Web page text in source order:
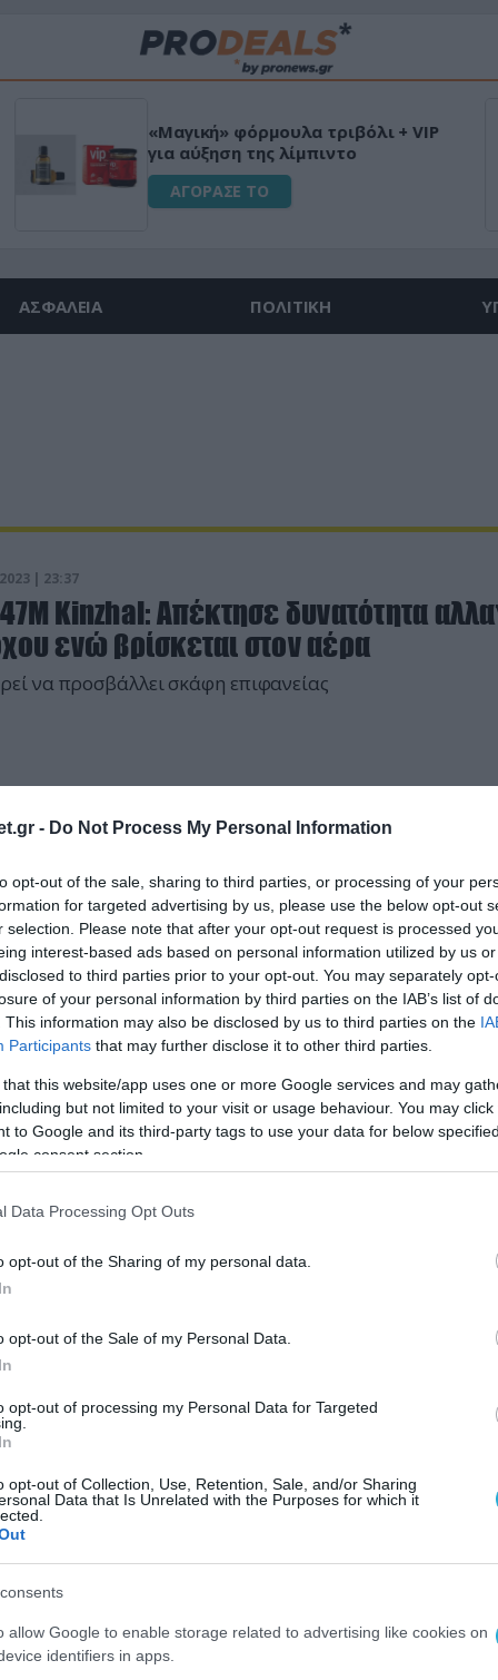
- Do Not Process My Personal Information
opt-out of the sale, sharing to third parties, or processing of your
for targeted advertising by us, please use the below opt-out
selection. Please note that after your opt-out request is processed
interest-based ads based on personal information utilized by us
to third parties prior to your opt-out. You may separately
of your personal information by third parties on the IAB’s list of
This information may also be disclosed by us to third parties on the
Participants that may further disclose it to other third parties.
that this website/app uses one or more Google services and may
but not limited to your visit or usage behaviour. You may
to Google and its third-party tags to use your data for below
consent section.
Data Processing Opt Outs
opt-out of the Sharing of my personal data.
opt-out of the Sale of my Personal Data.
opt-out of processing my Personal Data for Targeted
opt-out of Collection, Use, Retention, Sale, and/or Sharing
Data that Is Unrelated with the Purposes for which it
allow Google to enable storage related to advertising like cookies on
identifiers in apps.
«Μαγική» φόρμουλα τριβόλι + VIP
για αύξηση της λίμπιντο
ΑΓΟΡΑΣΕ ΤΟ
ΑΣΦΑΛΕΙΑ ΠΟΛΙΤΙΚΗ
| 23:37
Kinzhal: Απέκτησε δυνατότητα
ενώ βρίσκεται στον αέρα
να προσβάλλει σκάφη επιφανείας
| 17:29
Kinzhal ισοπέδωσαν μεγάλη
αποθήκη πυρομαχικών στο
βομβαρδισμοί από τους Ρώσους - Το υπερ-
Kinzhal στο προσκήνιο
υπερηχητικά βλήματα: Η μελέτη της ΠΑ
ότι είναι αδύνατη η
τους – Μόνο από τύχη τα
να προβλέψει ο υπολογιστής βολής του Patriot
| 19:53
ο θησαυρός» με την κατάρριψη
από PAC-3: «Βόμβα των 500 κιλών»,
εμπειρογνώμονες
αναλυτής: «Δεν μπορείς να καταρρίψεις κάτι που